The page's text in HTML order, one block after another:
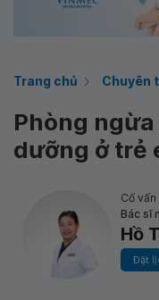
Trang chủ Chuyên
Phòng
dưỡng ở trẻ
Cố
Bác sĩ
Hồ
Đặt